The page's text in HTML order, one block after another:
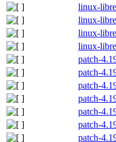
linux-
linux-
linux-
linux-
patch-
patch-
patch-
patch-
patch-
patch-
patch-